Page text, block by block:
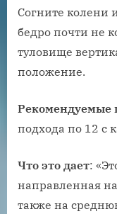
Согните колени
бедро почти не
туловище
положение.
Рекомендуемые
подхода по 12 с
Что это дает:
направленная
также на